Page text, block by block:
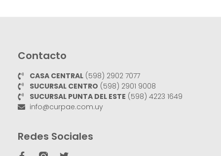
Contacto
CASA CENTRAL(598) 2902 7077
SUCURSAL CENTRO (598) 2901 9008
SUCURSAL PUNTA DEL ESTE (598) 4223 1649
info@curpae.com.uy
Redes Sociales